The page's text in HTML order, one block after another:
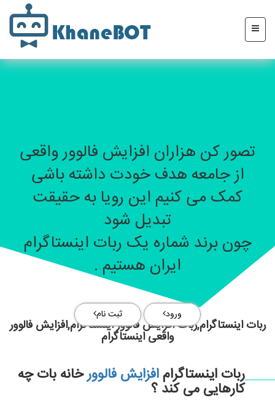
تصور کن هزاران افزایش فالوور واقعی
از جامعه هدف خودت داشته باشی
کمک می کنیم این رویا به حقیقت
تبدیل شود
چون برند شماره یک ربات اینستاگرام
ایران هستیم .
ورود ثبت نام
ربات اینستاگرام,ربات افزایش فالوور اینستاگرام,افزایش فالوور
واقعی اینستاگرام
ربات اینستاگرامافزایش فالوورخانه بات چه
کارهایی می کند ؟